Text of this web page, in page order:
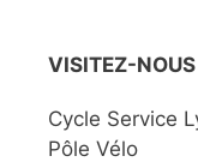
VISITEZ-NOUS
Cycle Service
Pôle Vélo